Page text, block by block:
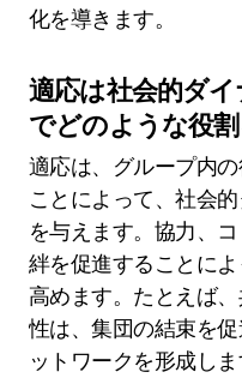
化を導きます。
適応は社会的ダ
でどのような役
適応は、グループ内
ことによって、社会
を与えます。協力、
絆を促進することに
高めます。たとえば
性は、集団の結束を
ットワークを形成し